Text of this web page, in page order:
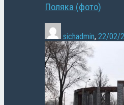
Поляка (фото)
sichadmin, 22/02/